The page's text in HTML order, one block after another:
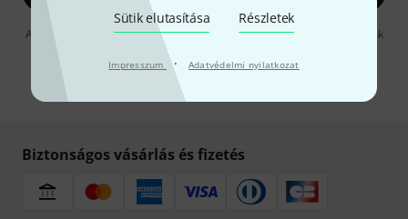
Sütik elutasítása Részletek
Impresszum · Adatvédelmi nyilatkozat
A "Bejelentkezés" gombra kattintva elfogadja, hogy e-mailben küldjünk
önnek hirdetéseket. Bármikor leiratkozhat erről. A hírlevélről további
információkat azdata protection guideline-ben talál.
* Kitöltés kötelező
Biztonságos vásárlás és fizetés